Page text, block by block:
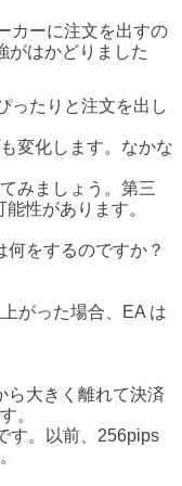
カーに注文を出すの
がはかどりました
ったりと注文を出し
変化します。なかな
みましょう。第三
性があります。
何をするのですか？
がった場合、EA は
ら大きく離れて決済
。
す。以前、256pips